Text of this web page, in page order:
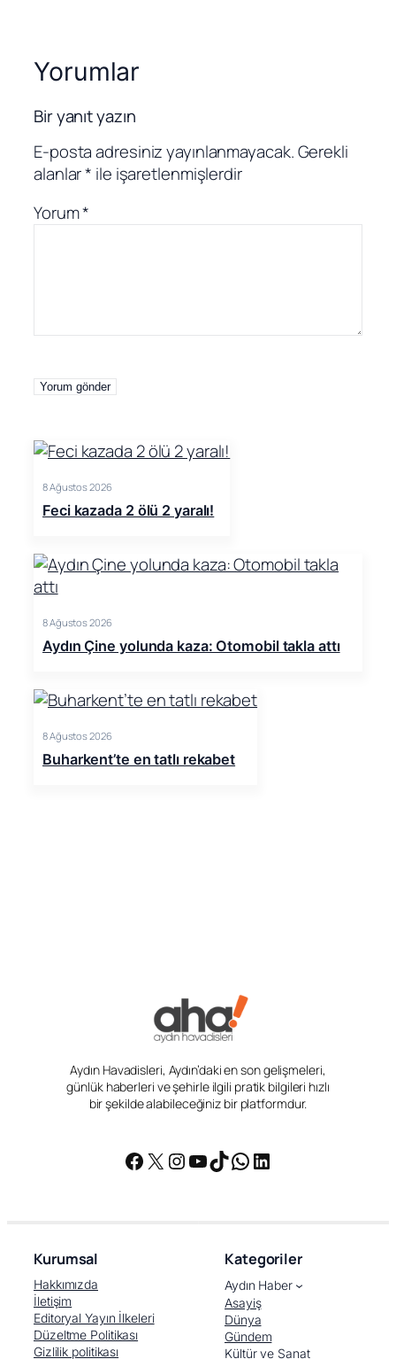
Yorumlar
Bir yanıt yazın
E-posta adresiniz yayınlanmayacak.Gerekli
alanlar* ile işaretlenmişlerdir
Yorum*
8 Ağustos 2026
Feci kazada 2 ölü 2 yaralı!
8 Ağustos 2026
Aydın Çine yolunda kaza: Otomobil takla attı
8 Ağustos 2026
Buharkent’te en tatlı rekabet
Aydın Havadisleri, Aydın’daki en son gelişmeleri,
günlük haberleri ve şehirle ilgili pratik bilgileri hızlı
bir şekilde alabileceğiniz bir platformdur.
Facebook
X Instagram
YouTube
TikTok
WhatsApp
LinkedIn
Kurumsal
Hakkımızda
İletişim
Editoryal Yayın İlkeleri
Düzeltme Politikası
Gizlilik politikası
Kategoriler
Aydın Haber
Asayiş
Dünya
Gündem
Kültür ve Sanat